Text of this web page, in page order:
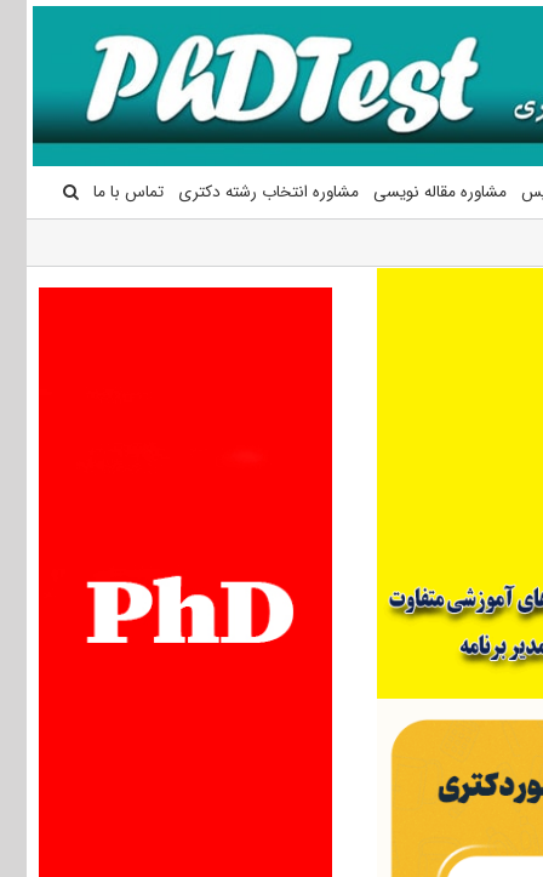
مشاوره مقاله نویسی مشاوره انتخاب رشته دکتری تماس با ما